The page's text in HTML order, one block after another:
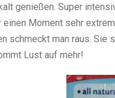
genießen. Super
einen Moment sehr
schmeckt man raus. Sie
Lust auf mehr!